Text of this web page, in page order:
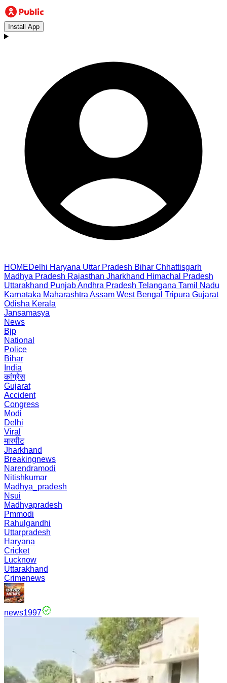
Install App
HOMEDelhi Haryana Uttar Pradesh Bihar Chhattisgarh
Madhya Pradesh Rajasthan Jharkhand Himachal Pradesh
Uttarakhand PunjabAndhra Pradesh Telangana Tamil Nadu
Karnataka Maharashtra Assam West Bengal Tripura Gujarat
Odisha Kerala
Jansamasya
News
Bjp
National
Police
Bihar
India
कांग्रेस
Gujarat
Accident
Congress
Modi
Delhi
Viral
मारपीट
Jharkhand
Breakingnews
Narendramodi
Nitishkumar
Madhya_pradesh
Nsui
Madhyapradesh
Pmmodi
Rahulgandhi
Uttarpradesh
Haryana
Cricket
Lucknow
Uttarakhand
Crimenews
news1997